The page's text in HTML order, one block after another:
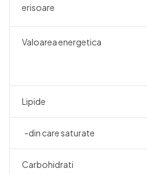
erisoare
Valoarea energetica
Lipide
-din care saturate
Carbohidrati